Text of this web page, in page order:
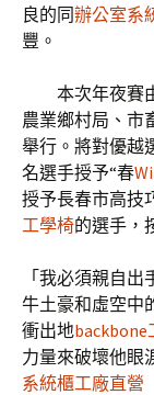
良的同辦公室系
豐。
本次年夜賽
農業鄉村局、市
舉行。將對優越
名選手授予“春
授予長春市高技
工學椅的選手，
「我必須親自
牛土豪和虛空中
衝出地backbone
力量來破壞他眼
系統櫃工廠直營